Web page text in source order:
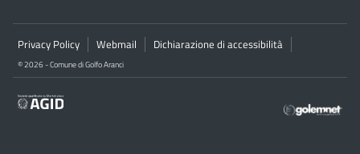
Privacy Policy Webmail Dichiarazione di accessibilità
© 2026 - Comune di Golfo Aranci